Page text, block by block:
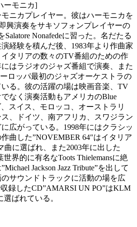
ーモニカ]
ニカプレイヤー。彼はハーモニカを
興演奏をサキソフォンプレイヤーの
Salatore Nonafedeに習った。名だたる
経験を積んだ後、1983年より作曲家
タリアの数々のTV番組のための作
はラジオのジャズ番組で演奏、また
ーロッパ最初のジャズオーケストラの
る。彼の活躍の場は映画音楽、TV
なく演奏活動もアメリカのBlue
スイス、モロッコ、オーストラリ
、ドイツ、南アフリカ、スワジラン
広がっている。1998年にはクラシッ
曲した”NOVEMBER 64″はイタリア
に選ばれ、また2003年に出した
界的に有名なToots Thielemansに絶
Jackson Jazz Tribute”を出して
サウンドトラックに活動の場を広
録したCD”AMARSI UN PO”はKLM
選ばれている。